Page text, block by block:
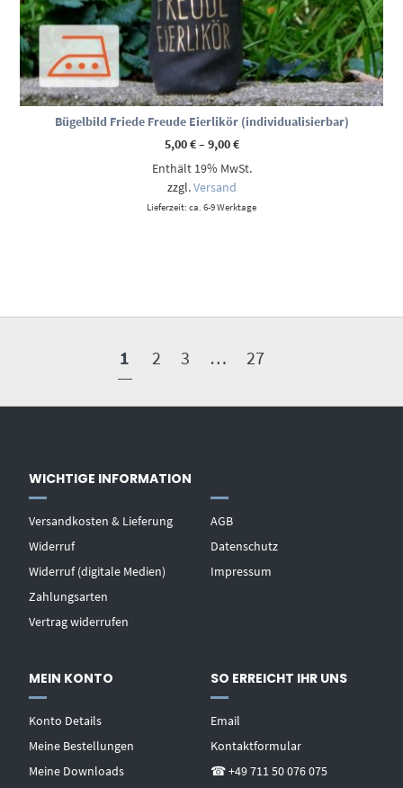
Bügelbild Friede Freude Eierlikör (individualisierbar)
5,00€–9,00€Preisspanne:
bis
Enthält 19% MwSt.
zzgl.Versand
Lieferzeit: ca. 6-9 Werktage
1 2 3 … 27
WICHTIGE INFORMATION
Versandkosten & Lieferung
Widerruf
Widerruf (digitale Medien)
Zahlungsarten
Vertrag widerrufen
AGB
Datenschutz
Impressum
MEIN KONTO
Konto Details
Meine Bestellungen
Meine Downloads
SO ERREICHT IHR UNS
Email
Kontaktformular
☎ +49 711 50 076 075